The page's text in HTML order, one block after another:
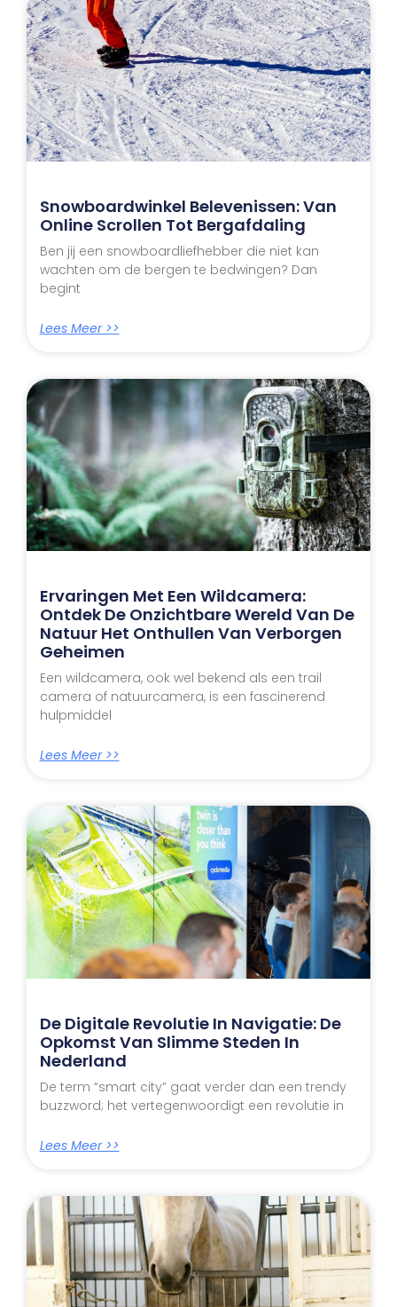
Snowboardwinkel Belevenissen: Van
Online Scrollen Tot Bergafdaling
Ben jij een snowboardliefhebber die niet kan
wachten om de bergen te bedwingen? Dan
begint
Lees Meer >>
Ervaringen Met Een Wildcamera:
Ontdek De Onzichtbare Wereld Van De
Natuur Het Onthullen Van Verborgen
Geheimen
Een wildcamera, ook wel bekend als een trail
camera of natuurcamera, is een fascinerend
hulpmiddel
Lees Meer >>
De Digitale Revolutie In Navigatie: De
Opkomst Van Slimme Steden In
Nederland
De term “smart city” gaat verder dan een trendy
buzzword; het vertegenwoordigt een revolutie in
Lees Meer >>